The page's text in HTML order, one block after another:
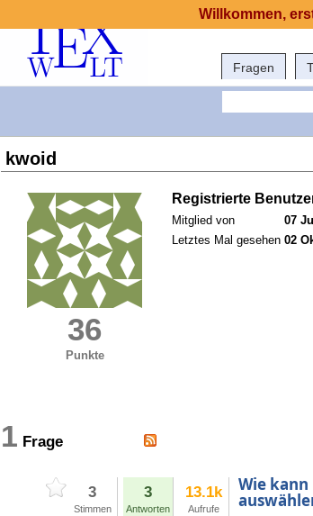
Fragen
kwoid
36
Punkte
Registrierte
Mitglied von
07
Letztes Mal gesehen 02
1 Frage
3
Stimmen
3
Antworten
13.1k
Aufrufe
Wie
Willkommen,